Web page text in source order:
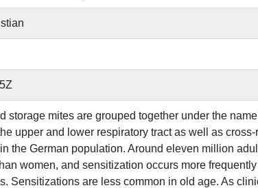
storage mites are grouped together under the
upper and lower respiratory tract as well as
the German population. Around eleven million
women, and sensitization occurs more
Sensitizations are less common in old age. As